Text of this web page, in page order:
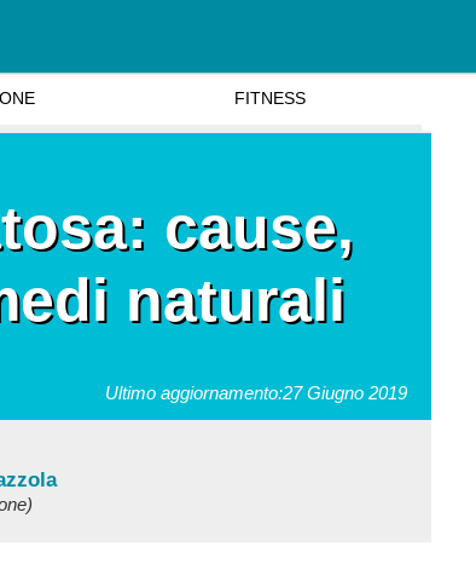
cause,
naturali
Ultimo aggiornamento:27 Giugno 2019
FITNESS